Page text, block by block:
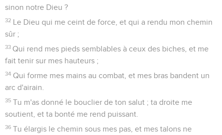
sinon notre Dieu ?
32 Le Dieu qui me ceint de force, et qui a rendu mon chemin
sûr ;
33 Qui rend mes pieds semblables à ceux des biches, et me
fait tenir sur mes hauteurs ;
34 Qui forme mes mains au combat, et mes bras bandent un
arc d'airain.
35 Tu m'as donné le bouclier de ton salut ; ta droite me
soutient, et ta bonté me rend puissant.
36 Tu élargis le chemin sous mes pas, et mes talons ne